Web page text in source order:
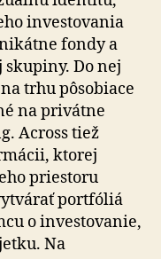
investovania
fondy a
Do nej
trhu pôsobiace
na privátne
Across tiež
ktorej
priestoru
portfóliá
o investovanie,
Na